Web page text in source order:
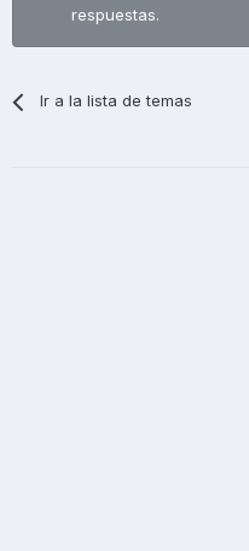
respuestas.
Ir a la lista de temas